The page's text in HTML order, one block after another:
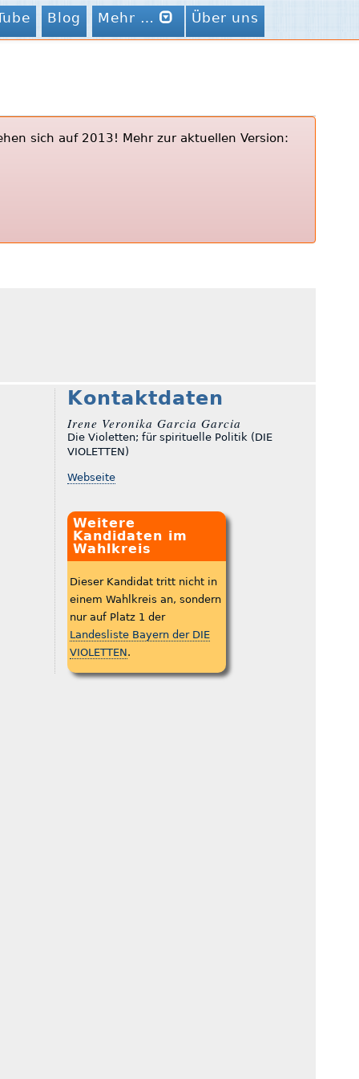
Blog Mehr … Über uns
sich auf 2013! Mehr zur aktuellen Version:
Kontaktdaten
Irene Veronika Garcia Garcia
Die Violetten; für spirituelle Politik (DIE
VIOLETTEN)
Webseite
Weitere
Kandidaten im
Wahlkreis
Dieser Kandidat tritt nicht in
einem Wahlkreis an, sondern
nur auf Platz 1 der
Landesliste Bayern der DIE
VIOLETTEN.